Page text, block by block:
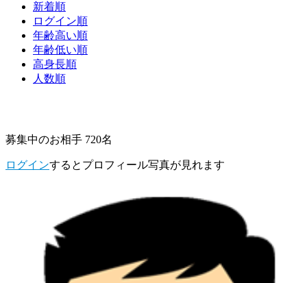
新着順
ログイン順
年齢高い順
年齢低い順
高身長順
人数順
募集中のお相手 720名
ログインするとプロフィール写真が見れます